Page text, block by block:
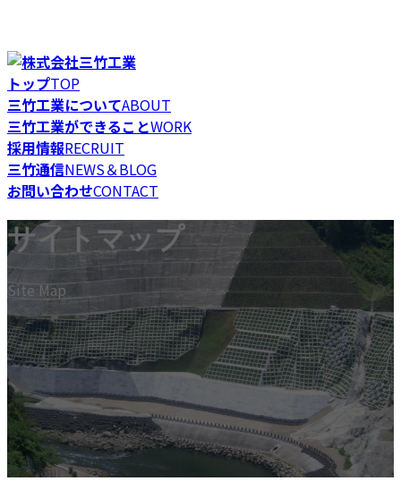
ン
テ
ン
ツ
へ
ス
キ
ッ
プ
ビ
ゲ
ー
シ
ョ
ン
に
移
動
トップTOP
三竹工業についてABOUT
三竹工業ができることWORK
採用情報RECRUIT
三竹通信NEWS＆BLOG
お問い合わせCONTACT
サイトマップ
Site Map